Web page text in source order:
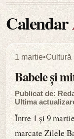
Calendar
1 martie•Cultură
Babele și
Publicat de:
Ultima
Între 1 și 9
marcate Zilele